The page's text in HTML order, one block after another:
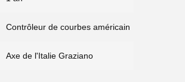
Contrôleur de courbes américain
Axe de l'Italie Graziano